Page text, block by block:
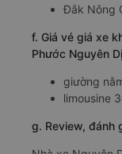
Đắk Nông
f. Giá vé giá xe
Phước Nguyên
giường
limousine
g. Review, đánh